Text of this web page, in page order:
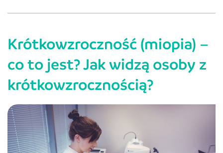
–
czym
i
jak
korygować?
Krótkowzroczność (miopia) –
co to jest? Jak widzą osoby z
krótkowzrocznością?